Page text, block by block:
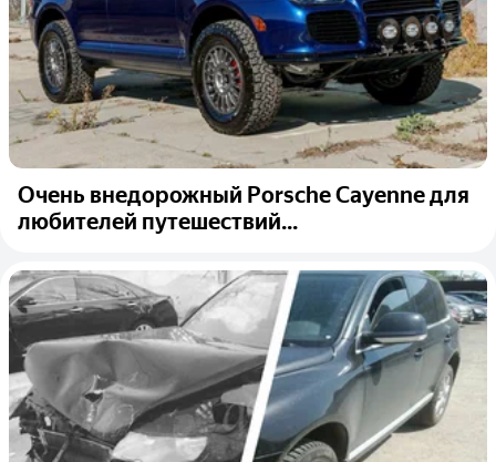
Очень внедорожный Porsche Cayenne для
любителей путешествий...